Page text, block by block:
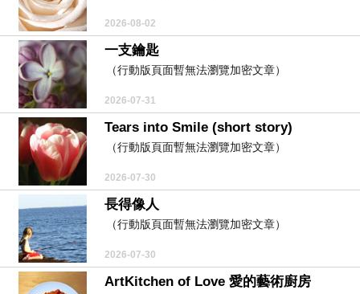
2026-08-02
一支鑰匙
（行動版頁面暫無法瀏覽加密文章）
2026-07-31
Tears into Smile (short story)
（行動版頁面暫無法瀏覽加密文章）
2026-07-30
長得像人
（行動版頁面暫無法瀏覽加密文章）
2026-07-30
ArtKitchen of Love 愛的藝術廚房